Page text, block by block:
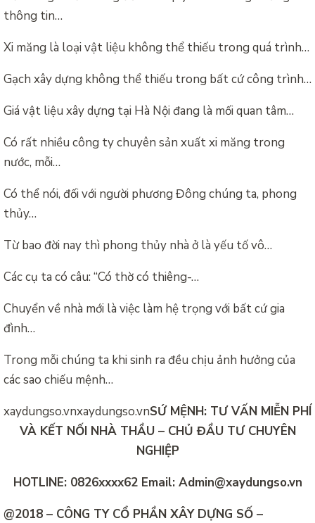
thông tin…
Xi măng là loại vật liệu không thể thiếu trong quá trình…
Gạch xây dựng không thể thiếu trong bất cứ công trình…
Giá vật liệu xây dựng tại Hà Nội đang là mối quan tâm…
Có rất nhiều công ty chuyên sản xuất xi măng trong
nước, mỗi…
Có thể nói, đối với người phương Đông chúng ta, phong
thủy…
Từ bao đời nay thì phong thủy nhà ở là yếu tố vô…
Các cụ ta có câu: “Có thờ có thiêng-…
Chuyển về nhà mới là việc làm hệ trọng với bất cứ gia
đình…
Trong mỗi chúng ta khi sinh ra đều chịu ảnh hưởng của
các sao chiếu mệnh…
xaydungso.vnxaydungso.vnSỨ MỆNH: TƯ VẤN MIỄN PHÍ
VÀ KẾT NỐI NHÀ THẦU – CHỦ ĐẦU TƯ CHUYÊN
NGHIỆP
HOTLINE: 0826xxxx62 Email: Admin@xaydungso.vn
@2018 – CÔNG TY CỔ PHẦN XÂY DỰNG SỐ –